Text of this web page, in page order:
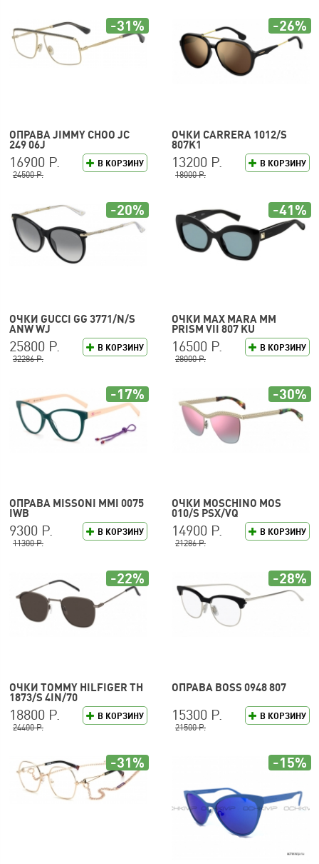
ОПРАВА JIMMY CHOO JC
249 06J
В КОРЗИНУ
16900 Р.
24500 Р.
-31%
ОЧКИ CARRERA 1012/S
807K1
В КОРЗИНУ
13200 Р.
18000 Р.
-26%
ОЧКИ GUCCI GG 3771/N/S
ANW WJ
В КОРЗИНУ
25800 Р.
32286 Р.
-20%
ОЧКИ MAX MARA MM
PRISM VII 807 KU
В КОРЗИНУ
16500 Р.
28000 Р.
-41%
ОПРАВА MISSONI MMI 0075
IWB
В КОРЗИНУ
9300 Р.
11300 Р.
-17%
ОЧКИ MOSCHINO MOS
010/S PSX/VQ
В КОРЗИНУ
14900 Р.
21286 Р.
-30%
ОЧКИ TOMMY HILFIGER TH
1873/S 4IN/70
В КОРЗИНУ
18800 Р.
24400 Р.
-22%
ОПРАВА BOSS 0948 807
В КОРЗИНУ
15300 Р.
21500 Р.
-28%
-31% -15%